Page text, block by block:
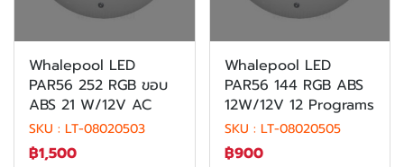
Whalepool LED
PAR56 252 RGB ขอบ
ABS 21 W/12V AC
SKU : LT-08020503
฿1,500
Whalepool LED
PAR56 144 RGB ABS
12W/12V 12 Programs
SKU : LT-08020505
฿900